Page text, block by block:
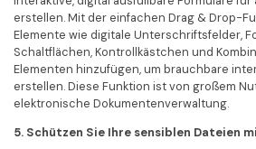
erstellen. Mit der einfachen Drag & Drop-
Elemente wie digitale Unterschriftsfelder,
Schaltflächen, Kontrollkästchen und
Elementen hinzufügen, um brauchbare
erstellen. Diese Funktion ist von großem
elektronische Dokumentenverwaltung.
5. Schützen Sie Ihre sensiblen Dateien